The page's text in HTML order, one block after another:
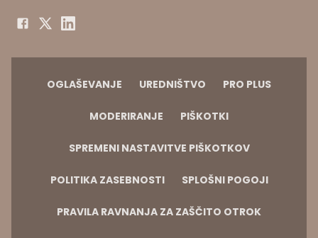
OGLAŠEVANJE UREDNIŠTVO PRO PLUS
MODERIRANJE PIŠKOTKI
SPREMENI NASTAVITVE PIŠKOTKOV
POLITIKA ZASEBNOSTI SPLOŠNI POGOJI
PRAVILA RAVNANJA ZA ZAŠČITO OTROK